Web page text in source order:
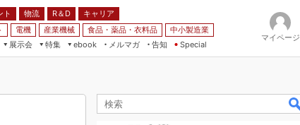
ト 物流 R＆D
キャリア
電機 産業機械 食品・薬品・衣料品
中小製造業
展示会
特集
ebook
メルマガ
告知 Special
マイページ